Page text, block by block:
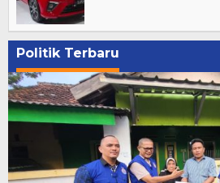
Politik Terbaru